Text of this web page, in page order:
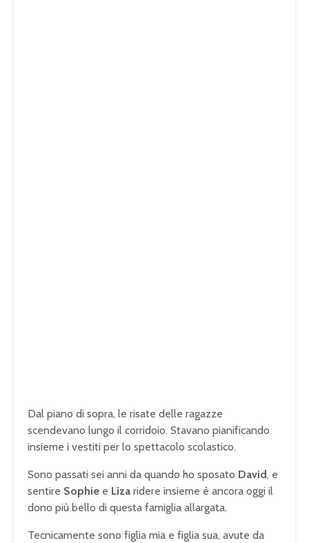
Dal piano di sopra, le risate delle ragazze
scendevano lungo il corridoio. Stavano pianificando
insieme i vestiti per lo spettacolo scolastico.
Sono passati sei anni da quando ho sposato David, e
sentire Sophie e Liza ridere insieme è ancora oggi il
dono più bello di questa famiglia allargata.
Tecnicamente sono figlia mia e figlia sua, avute da